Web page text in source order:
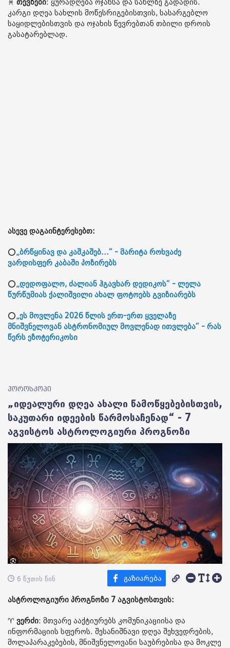
♓️ თევზები: ყურადღება ოჯახსა და სახლზე გადადის.
კარგი დღეა სახლის მოწესრიგებისთვის, სასარგებლო
საყიდლებისთვის და ოჯახის წევრებთან თბილი დროის
გასატარებლად.
ასევე დაგაინტერესებთ:
⭕„ბრწყინავ და კაშკაშებ...“ - მარიტა როხვაძე
ვარდისფერ კაბაში პოზირებს
⭕„დედოფალო, ძალიან ჰგავხარ დედიკოს“ - ლელა
წურწუმიას ქალიშვილი ახალ ფოტოებს გვიზიარებს
⭕„ეს მოვლენა 2026 წლის ერთ-ერთ ყველაზე
მნიშვნელოვან ასტრონომიულ მოვლენად ითვლება“ - რას
წერს ეზოტერიკოსი
ჰოროსკოპი
„იდეალური დღეა ახალი წამოწყებებისთვის,
საკუთარი იდეების წარმოსაჩენად“ - 7
აგვისტოს ასტროლოგიური პროგნოზი
6 წუთის წინ
ასტროლოგიური პროგნოზი 7 აგვისტოსთვის:
♈️ ვერძი: მთვარე ააქტიურებს კომუნიკაციისა და
ინფორმაციის სფეროს. შესანიშნავი დღეა შეხვედრების,
მოლაპარაკებების, მნიშვნელოვანი საუბრებისა და მოკლე